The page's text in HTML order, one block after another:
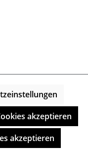
akzeptieren
akzeptieren